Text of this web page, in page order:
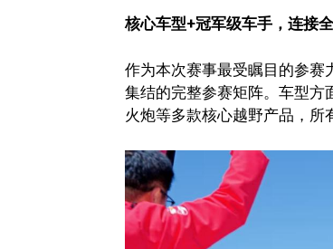
核心车型+冠军级车手，连接
作为本次赛事最受瞩目的参赛
集结的完整参赛矩阵。车型
火炮等多款核心越野产品，所